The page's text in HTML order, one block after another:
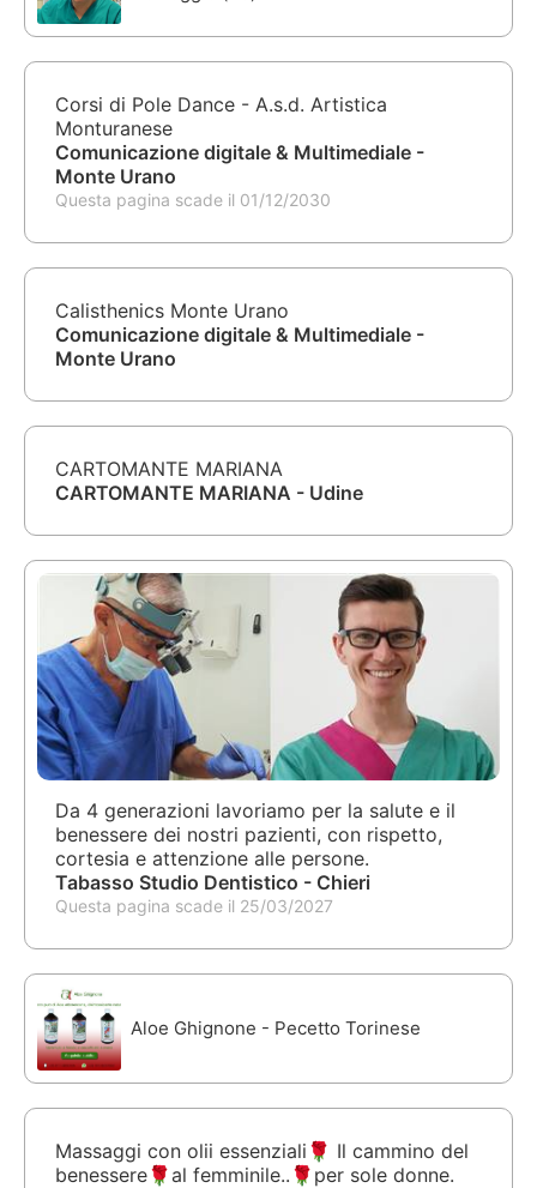
Corsi di Pole Dance - A.s.d. Artistica
Monturanese
Comunicazione digitale & Multimediale -
Monte Urano
Questa pagina scade il 01/12/2030
Calisthenics Monte Urano
Comunicazione digitale & Multimediale -
Monte Urano
CARTOMANTE MARIANA
CARTOMANTE MARIANA - Udine
Da 4 generazioni lavoriamo per la salute e il
benessere dei nostri pazienti, con rispetto,
cortesia e attenzione alle persone.
Tabasso Studio Dentistico - Chieri
Questa pagina scade il 25/03/2027
Aloe Ghignone - Pecetto Torinese
Massaggi con olii essenziali🌹 Il cammino del
benessere🌹al femminile..🌹per sole donne.